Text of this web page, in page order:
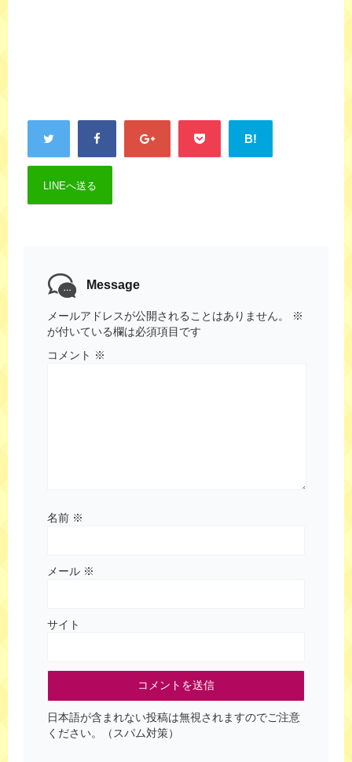
B!
LINEへ送る
Message
メールアドレスが公開されることはありません。
※
が付いている欄は必須項目です
コメント ※
名前 ※
メール ※
サイト
日本語が含まれない投稿は無視されますのでご注意
ください。（スパム対策）